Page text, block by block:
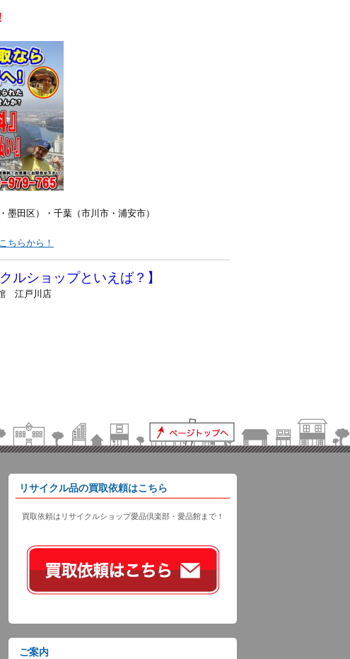
墨田区）・千葉（市川市・浦安市）
ちらから！
ルショップといえば？】
江戸川店
リサイクル品の買取依頼はこちら
買取依頼はリサイクルショップ愛品倶楽部・愛品館まで！
ご案内